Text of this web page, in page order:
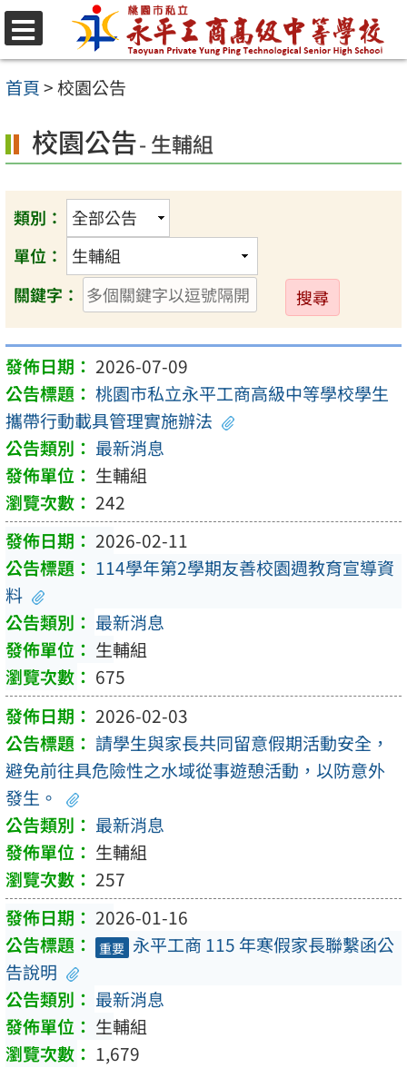
跳
至
主
內
容
首頁>校園公告
校園公告- 生輔組
類別：
單位：
關鍵字：
送
出
2026-07-09
桃園市私立永平工商高級中等學校學生
攜帶行動載具管理實施辦法
最新消息
生輔組
242
2026-02-11
114學年第2學期友善校園週教育宣導資
料
最新消息
生輔組
675
2026-02-03
請學生與家長共同留意假期活動安全，
避免前往具危險性之水域從事遊憩活動，以防意外
發生。
最新消息
生輔組
257
2026-01-16
重要 永平工商 115 年寒假家長聯繫函公
告說明
最新消息
生輔組
1,679
選
單